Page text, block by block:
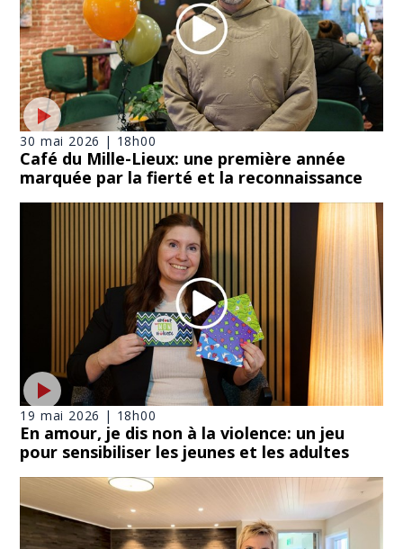
30 mai 2026 | 18h00
Café du Mille-Lieux: une première année
marquée par la fierté et la reconnaissance
19 mai 2026 | 18h00
En amour, je dis non à la violence: un jeu
pour sensibiliser les jeunes et les adultes